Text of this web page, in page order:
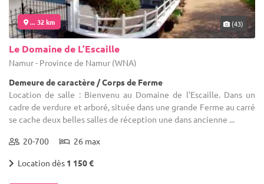
... 32 km (43)
Le Domaine de L’Escaille
Namur - Province de Namur (WNA)
Demeure de caractère / Corps de Ferme
Location de salle : Bienvenu au Domaine de l'Escaille. Dans un
cadre de verdure et arboré, située dans une grande Ferme au carré
se cache deux belles salles de réception une dans ancienne ...
20-700 26 max
Location dès 1 150 €